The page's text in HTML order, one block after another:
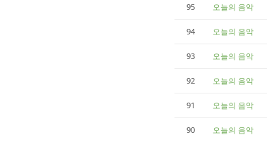
95 오늘의 음악
94 오늘의 음악
93 오늘의 음악
92 오늘의 음악
91 오늘의 음악
90 오늘의 음악